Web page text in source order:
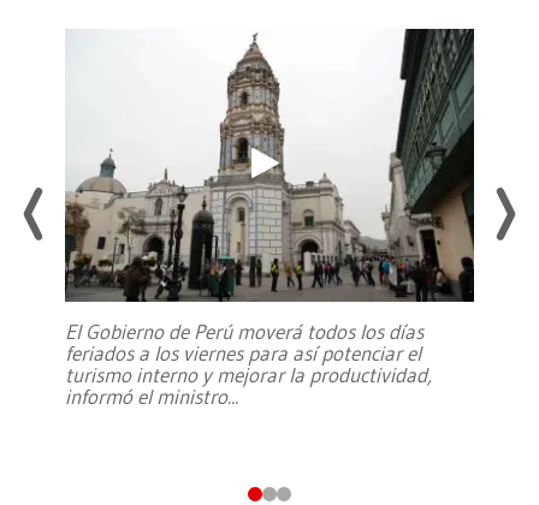
El Gobierno de Perú moverá todos los días
feriados a los viernes para así potenciar el
turismo interno y mejorar la productividad,
informó el ministro...